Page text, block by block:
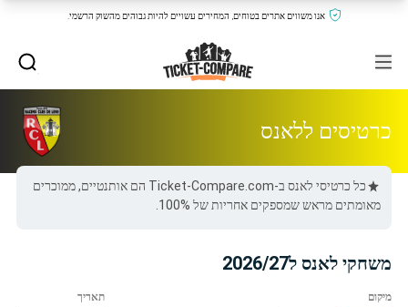
אנו משווים אתרים בטוחים, המחירים עשויים להיות גבוהים מהשוק הרשמי.
כרטיסים ללאנס
כל כרטיסי לאנס ב-Ticket-Compare.com הם אותנטיים, ממוכרים
מאומתים מראש שמספקים אחריות של 100%.
משחקי לאנס ל2026/27